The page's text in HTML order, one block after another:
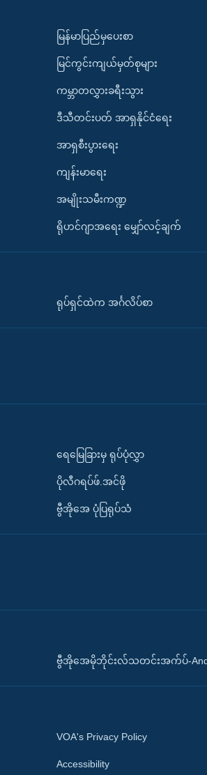
မြန်မာပြည်မှပေးစာ
မြင်ကွင်းကျယ်မှတ်စုများ
ကမ္ဘာတလွှားခရီးသွား
ဒီသီတင်းပတ် အာရှနိုင်ငံရေး
အာရှစီးပွားရေး
ကျန်းမာရေး
အမျိုးသမီးကဏ္ဍ
ရိုဟင်ဂျာအရေး မျှော်လင့်ချက်
ရုပ်ရှင်ထဲက အင်္ဂလိပ်စာ
ရေမြေခြားမှ ရုပ်ပုံလွှာ
ပိုလီဂရပ်ဖ်.အင်ဖို
ဗွီအိုအေ ပုံပြရုပ်သံ
ဗွီအိုအေမိုဘိုင်းလ်သတင်းအက်ပ်-
VOA's Privacy Policy
Accessibility